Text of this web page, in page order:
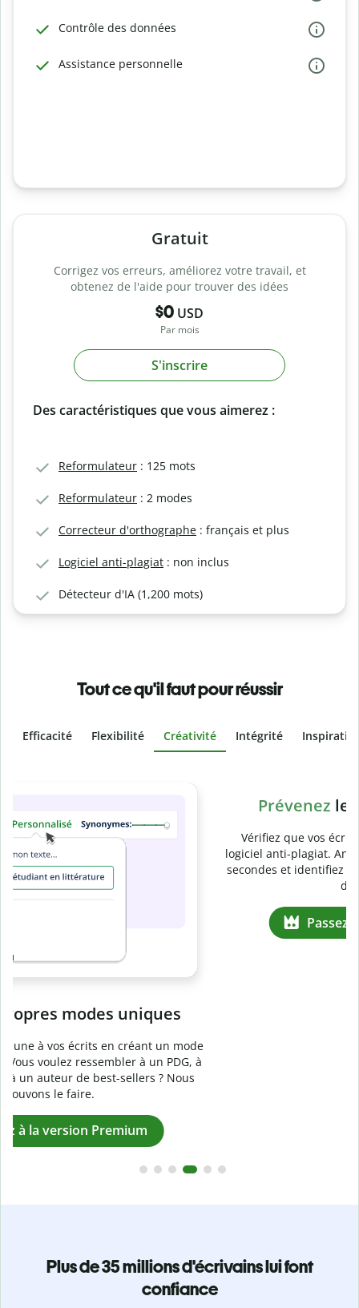
Contrôle des données
Assistance personnelle
Gratuit
Corrigez vos erreurs, améliorez votre travail, et
obtenez de l'aide pour trouver des idées
$0 USD
Par mois
S'inscrire
Des caractéristiques que vous aimerez :
Reformulateur : 125 mots
Reformulateur : 2 modes
Correcteur d'orthographe : français et plus
Logiciel anti-plagiat : non inclus
Détecteur d'IA (1,200 mots)
Tout ce qu'il faut pour réussir
Efficacité Flexibilité Créativité Intégrité
Prévenezle plagiat involontaire
Vérifiez que vos écrits sont 100 % les vôtres grâce au
logiciel anti-plagiat. Analysez votre document en quelques
secondes et identifiez les citations manquantes dans plus
Passez à la version Premium
Plus de 35 millions d'écrivains lui font
confiance